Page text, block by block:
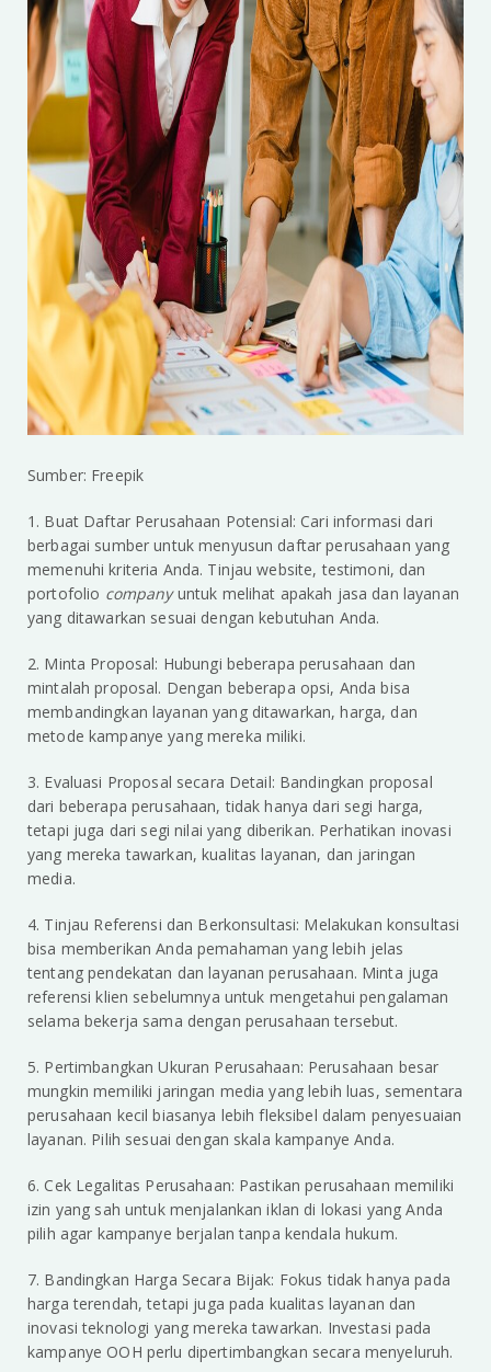
Sumber: Freepik
1. Buat Daftar Perusahaan Potensial: Cari informasi dari
berbagai sumber untuk menyusun daftar perusahaan yang
memenuhi kriteria Anda. Tinjau website, testimoni, dan
portofolio companyuntuk melihat apakah jasa dan layanan
yang ditawarkan sesuai dengan kebutuhan Anda.
2. Minta Proposal: Hubungi beberapa perusahaan dan
mintalah proposal. Dengan beberapa opsi, Anda bisa
membandingkan layanan yang ditawarkan, harga, dan
metode kampanye yang mereka miliki.
3. Evaluasi Proposal secara Detail: Bandingkan proposal
dari beberapa perusahaan, tidak hanya dari segi harga,
tetapi juga dari segi nilai yang diberikan. Perhatikan inovasi
yang mereka tawarkan, kualitas layanan, dan jaringan
media.
4. Tinjau Referensi dan Berkonsultasi: Melakukan konsultasi
bisa memberikan Anda pemahaman yang lebih jelas
tentang pendekatan dan layanan perusahaan. Minta juga
referensi klien sebelumnya untuk mengetahui pengalaman
selama bekerja sama dengan perusahaan tersebut.
5. Pertimbangkan Ukuran Perusahaan: Perusahaan besar
mungkin memiliki jaringan media yang lebih luas, sementara
perusahaan kecil biasanya lebih fleksibel dalam penyesuaian
layanan. Pilih sesuai dengan skala kampanye Anda.
6. Cek Legalitas Perusahaan: Pastikan perusahaan memiliki
izin yang sah untuk menjalankan iklan di lokasi yang Anda
pilih agar kampanye berjalan tanpa kendala hukum.
7. Bandingkan Harga Secara Bijak: Fokus tidak hanya pada
harga terendah, tetapi juga pada kualitas layanan dan
inovasi teknologi yang mereka tawarkan. Investasi pada
kampanye OOH perlu dipertimbangkan secara menyeluruh.